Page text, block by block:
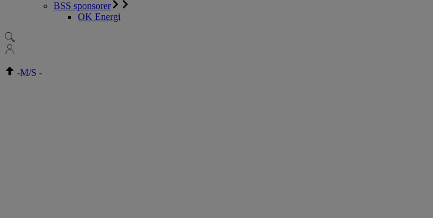
BSS sponsorer
OK Energi
-M/S -